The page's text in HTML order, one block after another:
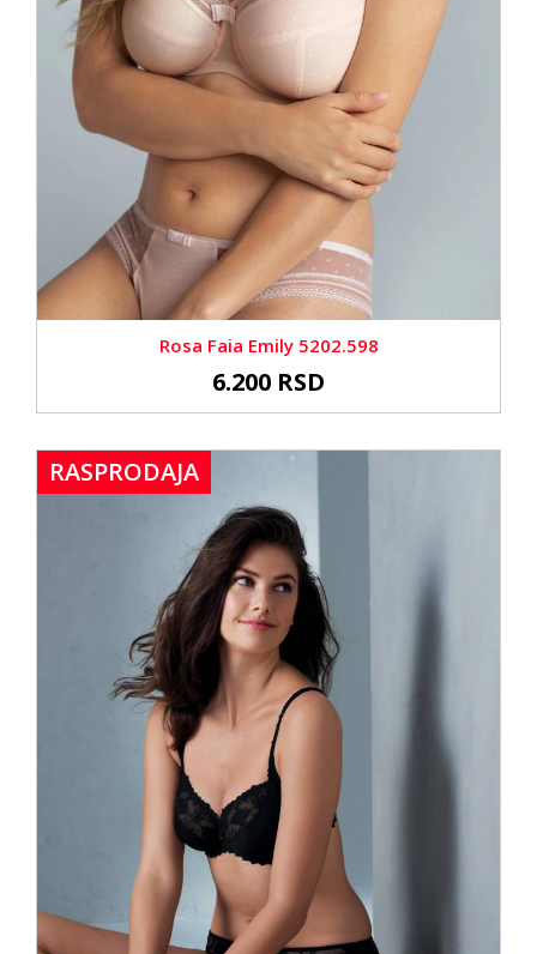
Rosa Faia Emily 5202.598
6.200 RSD
RASPRODAJA